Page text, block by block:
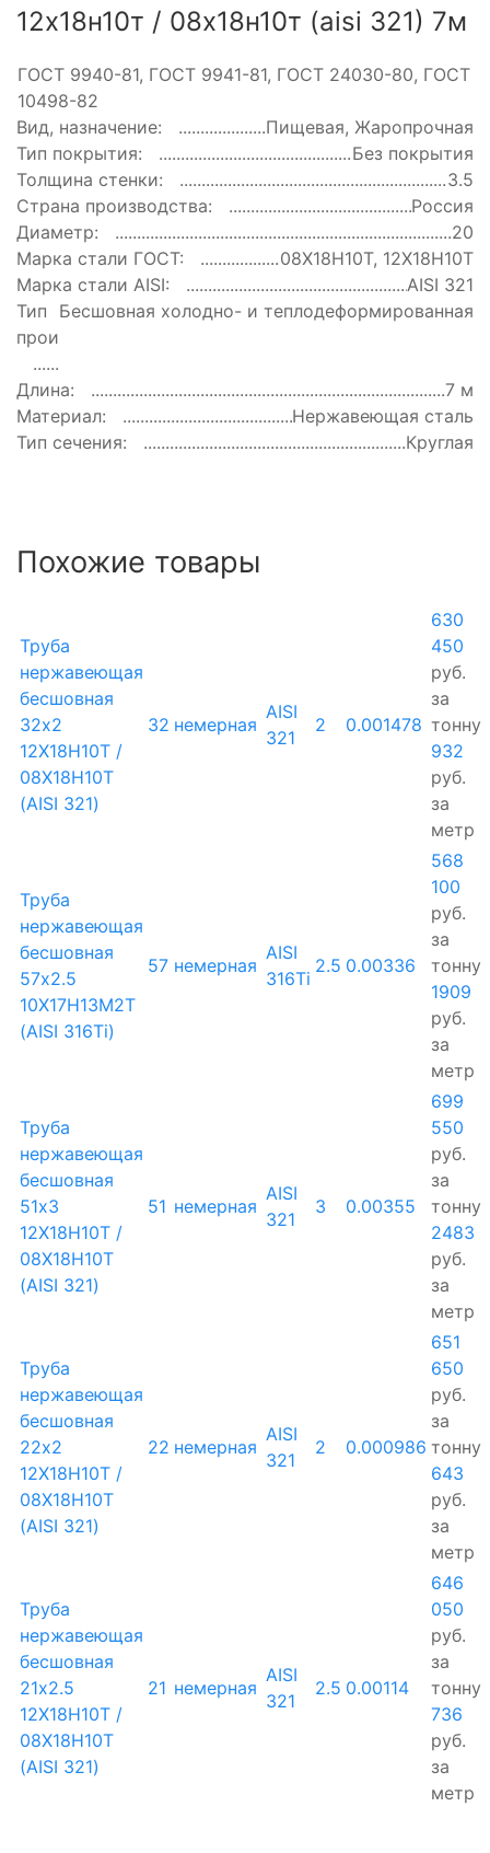
12х18н10т / 08х18н10т (aisi 321) 7м
ГОСТ:
ГОСТ 9940-81, ГОСТ 9941-81, ГОСТ 24030-80, ГОСТ
10498-82
Вид, назначение:
Пищевая, Жаропрочная
Тип покрытия:
Без покрытия
Толщина стенки:
3.5
Страна производства:
Россия
Диаметр:
20
Марка стали ГОСТ:
08Х18Н10Т, 12Х18Н10Т
Марка стали AISI:
AISI 321
Тип
производства:
Бесшовная холодно- и теплодеформированная
Длина:
7 м
Материал:
Нержавеющая сталь
Тип сечения:
Круглая
Похожие товары
Труба
нержавеющая
бесшовная
32х2
12Х18Н10Т /
08Х18Н10Т
(AISI 321)
32 немерная
AISI
321
2 0.001478
630
450
руб.
за
тонну
932
руб.
за
метр
Труба
нержавеющая
бесшовная
57х2.5
10Х17Н13М2Т
(AISI 316Ti)
57 немерная
AISI
316Ti
2.5 0.00336
568
100
руб.
за
тонну
1909
руб.
за
метр
Труба
нержавеющая
бесшовная
51х3
12Х18Н10Т /
08Х18Н10Т
(AISI 321)
51 немерная
AISI
321
3 0.00355
699
550
руб.
за
тонну
2483
руб.
за
метр
Труба
нержавеющая
бесшовная
22х2
12Х18Н10Т /
08Х18Н10Т
(AISI 321)
22 немерная
AISI
321
2 0.000986
651
650
руб.
за
тонну
643
руб.
за
метр
Труба
нержавеющая
бесшовная
21х2.5
12Х18Н10Т /
08Х18Н10Т
(AISI 321)
21 немерная
AISI
321
2.5 0.00114
646
050
руб.
за
тонну
736
руб.
за
метр